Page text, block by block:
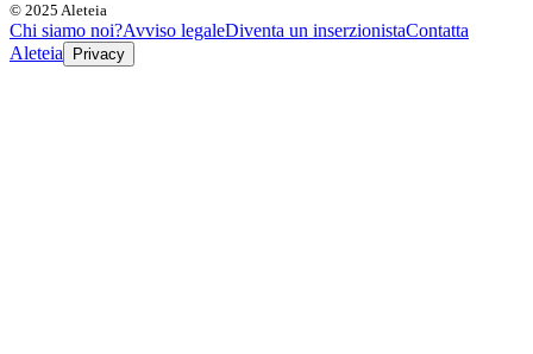
© 2025 Aleteia
Chi siamo noi?Avviso legaleDiventa un inserzionistaContatta
Aleteia
Privacy